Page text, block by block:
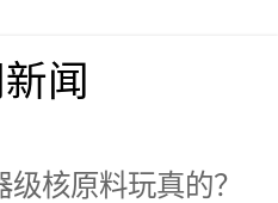
闻
核原料玩真的？